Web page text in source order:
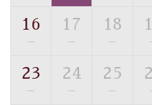
ご了承のほどお願いいたし
■貸切温泉風呂 （40分2000
む貸切温泉風呂です。ゆ
トな空間をお愉しみくださ
16
—
17
—
18
—
23
—
24
—
25
—